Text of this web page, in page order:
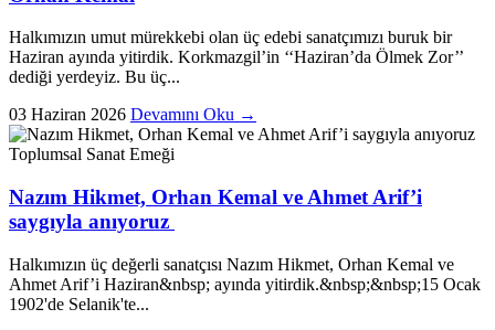
Halkımızın umut mürekkebi olan üç edebi sanatçımızı buruk bir
Haziran ayında yitirdik. Korkmazgil’in ‘‘Haziran’da Ölmek Zor’’
dediği yerdeyiz. Bu üç...
03 Haziran 2026 Devamını Oku →
Toplumsal Sanat Emeği
Nazım Hikmet, Orhan Kemal ve Ahmet Arif’i
saygıyla anıyoruz
Halkımızın üç değerli sanatçısı Nazım Hikmet, Orhan Kemal ve
Ahmet Arif’i Haziran&nbsp; ayında yitirdik.&nbsp;&nbsp;15 Ocak
1902'de Selanik'te...